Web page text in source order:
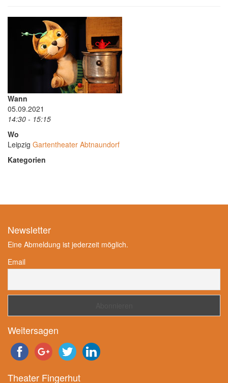
Wann
05.09.2021
14:30 - 15:15
Wo
Leipzig Gartentheater Abtnaundorf
Kategorien
Newsletter
Eine Abmeldung ist jederzeit möglich.
Email
Weitersagen
Theater Fingerhut